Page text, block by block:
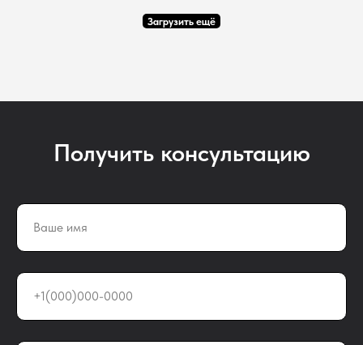
Загрузить ещё
Получить консультацию